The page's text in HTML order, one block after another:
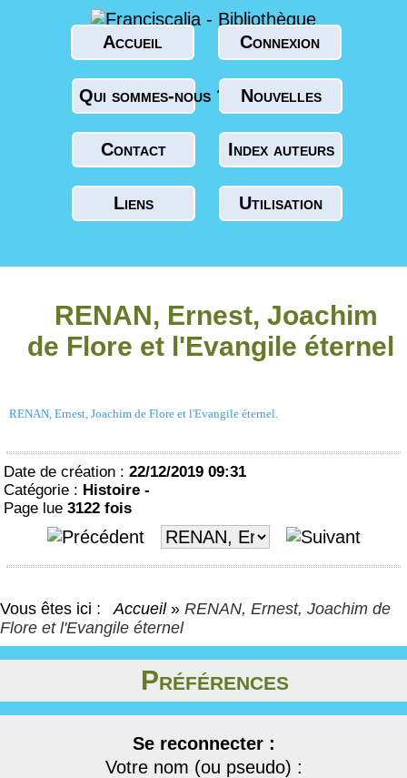
Accueil Connexion
Qui sommes-nous ? Nouvelles
Contact Index auteurs
Liens Utilisation
RENAN, Ernest, Joachim
de Flore et l'Evangile éternel
RENAN, Ernest, Joachim de Flore et l'Evangile éternel.
Date de création : 22/12/2019 09:31
Catégorie : Histoire -
Page lue 3122 fois
Vous êtes ici : Accueil » RENAN, Ernest, Joachim de
Flore et l'Evangile éternel
Préférences
Se reconnecter :
Votre nom (ou pseudo) :